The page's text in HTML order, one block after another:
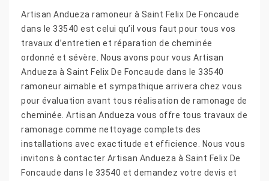
Artisan Andueza ramoneur à Saint Felix De Foncaude
dans le 33540 est celui qu’il vous faut pour tous vos
travaux d’entretien et réparation de cheminée
ordonné et sévère. Nous avons pour vous Artisan
Andueza à Saint Felix De Foncaude dans le 33540
ramoneur aimable et sympathique arrivera chez vous
pour évaluation avant tous réalisation de ramonage de
cheminée. Artisan Andueza vous offre tous travaux de
ramonage comme nettoyage complets des
installations avec exactitude et efficience. Nous vous
invitons à contacter Artisan Andueza à Saint Felix De
Foncaude dans le 33540 et demandez votre devis et